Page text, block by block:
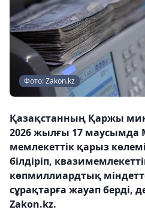
Фото: Zakon.kz
Қазақстанның Қаржы
2026 жылғы 17 маусымда
мемлекеттік қарыз
білдіріп,
көпмиллиардтық
сұрақтарға жауап берді,
Zakon.kz.